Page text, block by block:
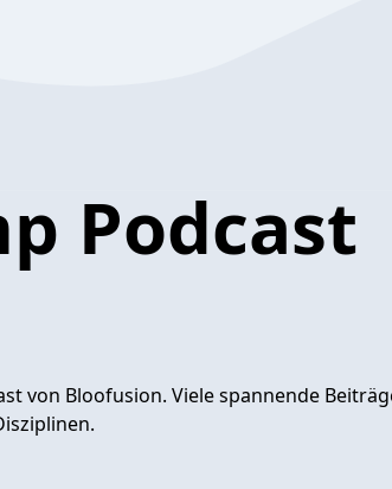
Podcast
von Bloofusion. Viele spannende